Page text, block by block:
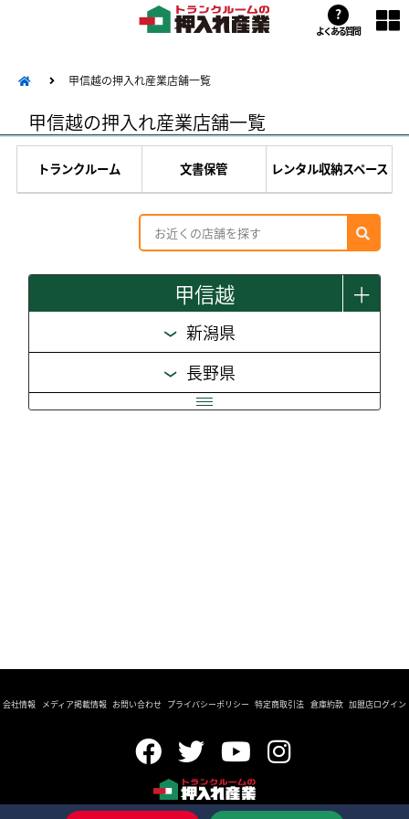
?
よくある質問
甲信越の押入れ産業店舗一覧
甲信越の押入れ産業店舗一覧
トランクルーム 文書保管 レンタル収納スペース
甲信越 ＋
新潟県
長野県
会社情報 メディア掲載情報 お問い合わせ プライバシーポリシー 特定商取引法 倉庫約款 加盟店ログイン